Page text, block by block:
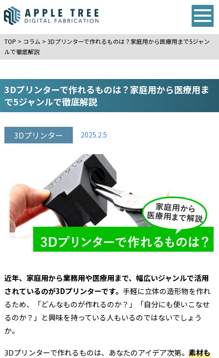
TOP > コラム > 3Dプリンターで作れるものは？家庭用から医療用まで5ジャン
ルで徹底解説
3Dプリンターで作れるものは？家庭用から医療用ま
で5ジャンルで徹底解説
3Dプリンター 2025.2.5
近年、家庭用から業務用や医療用まで、幅広いジャンルで活用
されているのが3Dプリンターです。 手軽に立体の造形物を作れ
るため、「どんなものが作れるのか？」「自分にも使いこなせ
るのか？」と興味を持っている人もいるのではないでしょう
か。
3Dプリンターで作れるものは、あなたのアイデア次第。 素材も